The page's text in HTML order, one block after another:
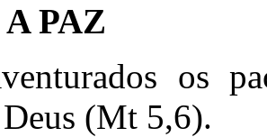
PAZ
os
(Mt 5,6).